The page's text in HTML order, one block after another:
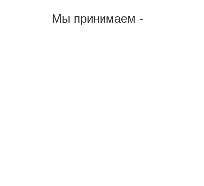
Мы принимаем -